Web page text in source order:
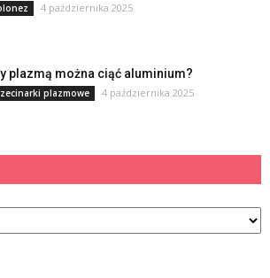
4 października 2025
plazmą można ciąć aluminium?
plazmowe 4 października 2025